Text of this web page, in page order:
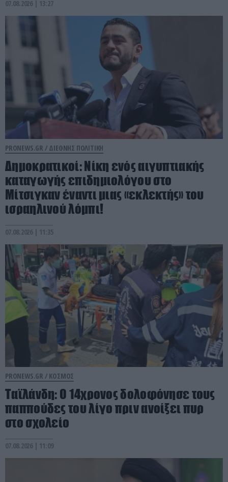
07.08.2026 | 13:27
PRONEWS.GR / ΔΙΕΘΝΗΣ ΠΟΛΙΤΙΚΗ
Δημοκρατικοί: Νίκη ενός αιγυπτιακής
καταγωγής επιδημιολόγου στο
Μίτσιγκαν έναντι μιας «εκλεκτής» του
ισραηλινού λόμπι!
07.08.2026 | 11:35
PRONEWS.GR / ΚΟΣΜΟΣ
Ταϊλάνδη: Ο 14χρονος δολοφόνησε τους
παππούδες του λίγο πριν ανοίξει πυρ
στο σχολείο
07.08.2026 | 11:09